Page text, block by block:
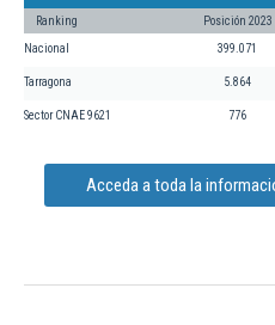
Ranking Posición 2023
Nacional 399.071
Tarragona 5.864
Sector CNAE 9621 776
Acceda a toda la